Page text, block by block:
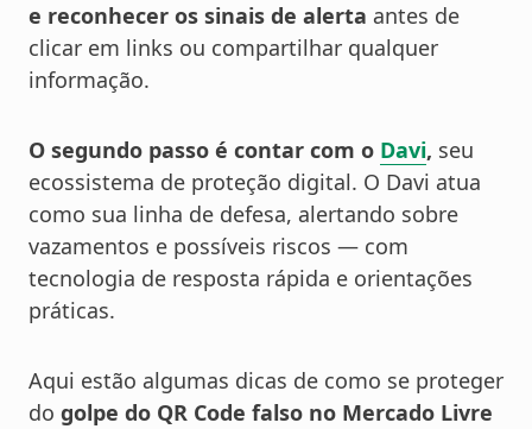
e reconhecer os sinais de alerta antes de
clicar em links ou compartilhar qualquer
informação.
O segundo passo é contar com o Davi, seu
ecossistema de proteção digital. O Davi atua
como sua linha de defesa, alertando sobre
vazamentos e possíveis riscos — com
tecnologia de resposta rápida e orientações
práticas.
Aqui estão algumas dicas de como se proteger
do golpe do QR Code falso no Mercado Livre